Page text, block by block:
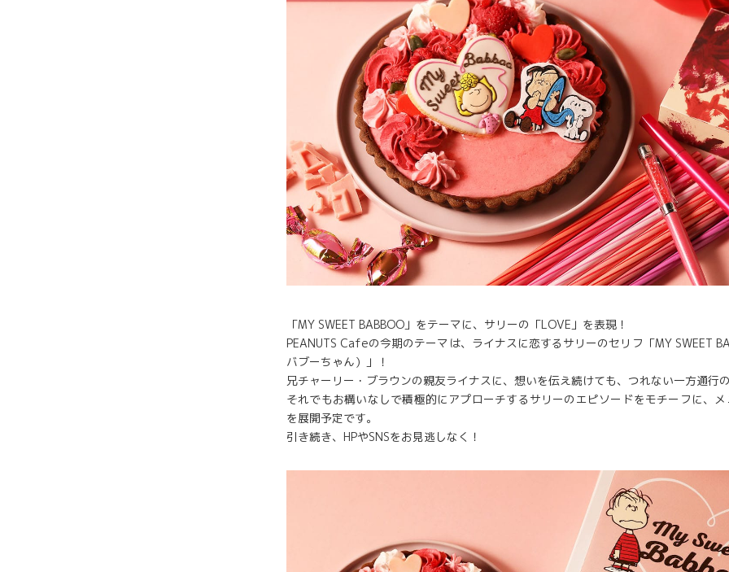
「MY SWEET BABBOO」をテーマに、サリーの「LOVE」を表現！
PEANUTS Cafeの今期のテーマは、ライナスに恋するサリーのセリフ「MY SWEET
バブーちゃん）」！
兄チャーリー・ブラウンの親友ライナスに、想いを伝え続けても、つれない一方通行の
それでもお構いなしで積極的にアプローチするサリーのエピソードをモチーフに、
を展開予定です。
引き続き、HPやSNSをお見逃しなく！